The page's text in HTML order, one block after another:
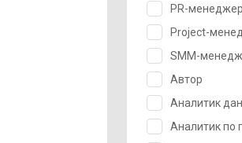
PR-менеджер
Project-
SMM-
Автор
Аналитик
Аналитик по